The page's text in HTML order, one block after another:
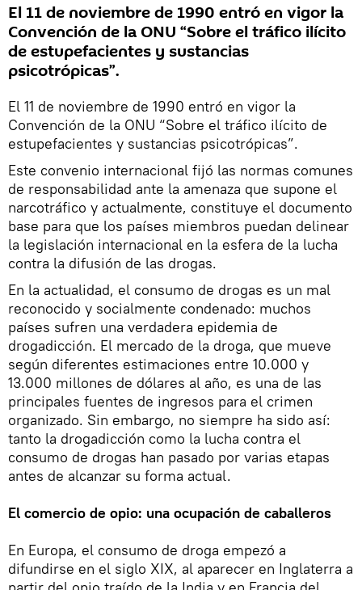
El 11 de noviembre de 1990 entró en vigor la
Convención de la ONU “Sobre el tráfico ilícito
de estupefacientes y sustancias
psicotrópicas”.
El 11 de noviembre de 1990 entró en vigor la
Convención de la ONU “Sobre el tráfico ilícito de
estupefacientes y sustancias psicotrópicas”.
Este convenio internacional fijó las normas comunes
de responsabilidad ante la amenaza que supone el
narcotráfico y actualmente, constituye el documento
base para que los países miembros puedan delinear
la legislación internacional en la esfera de la lucha
contra la difusión de las drogas.
En la actualidad, el consumo de drogas es un mal
reconocido y socialmente condenado: muchos
países sufren una verdadera epidemia de
drogadicción. El mercado de la droga, que mueve
según diferentes estimaciones entre 10.000 y
13.000 millones de dólares al año, es una de las
principales fuentes de ingresos para el crimen
organizado. Sin embargo, no siempre ha sido así:
tanto la drogadicción como la lucha contra el
consumo de drogas han pasado por varias etapas
antes de alcanzar su forma actual.
El comercio de opio: una ocupación de caballeros
En Europa, el consumo de droga empezó a
difundirse en el siglo XIX, al aparecer en Inglaterra a